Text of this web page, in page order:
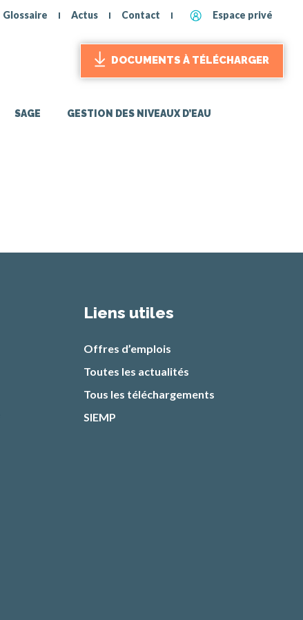
Glossaire Actus Contact Espace privé
DOCUMENTS À TÉLÉCHARGER
SAGE GESTION DES NIVEAUX D’EAU
Liens utiles
Offres d’emplois
Toutes les actualités
Tous les téléchargements
SIEMP